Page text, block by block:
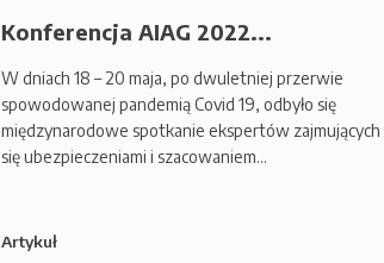
Konferencja AIAG 2022...
W dniach 18 – 20 maja, po dwuletniej przerwie
spowodowanej pandemią Covid 19, odbyło się
międzynarodowe spotkanie ekspertów zajmujących
się ubezpieczeniami i szacowaniem…
Artykuł